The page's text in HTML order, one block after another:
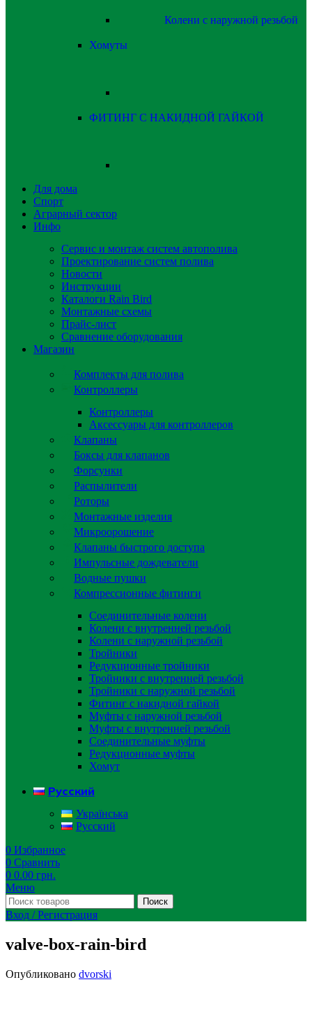
Колени с наружной резьбой
Хомуты
ФИТИНГ С НАКИДНОЙ ГАЙКОЙ
Для дома
Спорт
Аграрный сектор
Инфо
Сервис и монтаж систем автополива
Проектирование систем полива
Новости
Инструкции
Каталоги Rain Bird
Монтажные схемы
Прайс-лист
Сравнение оборудования
Магазин
Комплекты для полива
Контроллеры
Контроллеры
Аксессуары для контроллеров
Клапаны
Боксы для клапанов
Форсунки
Распылители
Роторы
Монтажные изделия
Микроорошение
Клапаны быстрого доступа
Импульсные дождеватели
Водные пушки
Компрессионные фитинги
Соединительные колени
Колени с внутренней резьбой
Колени с наружной резьбой
Тройники
Редукционные тройники
Тройники с внутренней резьбой
Тройники с наружной резьбой
Фитинг с накидной гайкой
Муфты с наружной резьбой
Муфты с внутренней резьбой
Соединительные муфты
Редукционные муфты
Хомут
Русский
Українська
Русский
0 Избранное
0 Сравнить
0 0.00 грн.
Меню
Поиск
Вход / Регистрация
valve-box-rain-bird
Опубликовано dvorski